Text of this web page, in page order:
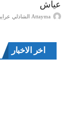
عياش
Attayma الشاذلي عرايبية
اخر الاخبار